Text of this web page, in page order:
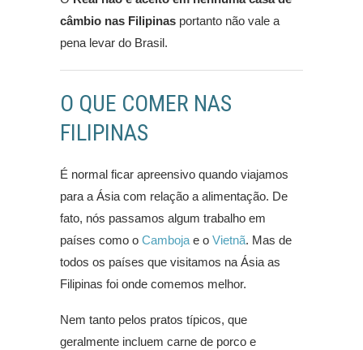
câmbio nas Filipinas portanto não vale a
pena levar do Brasil.
O QUE COMER NAS
FILIPINAS
É normal ficar apreensivo quando viajamos
para a Ásia com relação a alimentação. De
fato, nós passamos algum trabalho em
países como o Camboja e o Vietnã. Mas de
todos os países que visitamos na Ásia as
Filipinas foi onde comemos melhor.
Nem tanto pelos pratos típicos, que
geralmente incluem carne de porco e